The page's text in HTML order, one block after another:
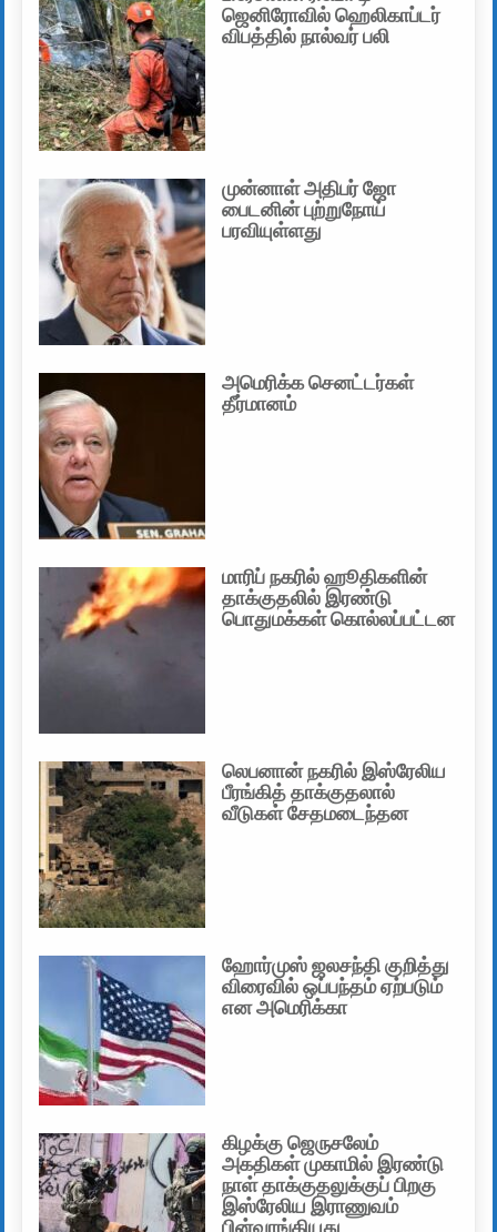
ஜெனிரோவில் ஹெலிகாப்டர்
விபத்தில் நால்வர் பலி
முன்னாள் அதிபர் ஜோ
பைடனின் புற்றுநோய்
பரவியுள்ளது
அமெரிக்க செனட்டர்கள்
தீர்மானம்
மாரிப் நகரில் ஹூதிகளின்
தாக்குதலில் இரண்டு
பொதுமக்கள் கொல்லப்பட்டன
லெபனான் நகரில் இஸ்ரேலிய
பீரங்கித் தாக்குதலால்
வீடுகள் சேதமடைந்தன
ஹோர்முஸ் ஜலசந்தி குறித்து
விரைவில் ஒப்பந்தம் ஏற்படும்
என அமெரிக்கா
கிழக்கு ஜெருசலேம்
அகதிகள் முகாமில் இரண்டு
நாள் தாக்குதலுக்குப் பிறகு
இஸ்ரேலிய இராணுவம்
பின்வாங்கியது